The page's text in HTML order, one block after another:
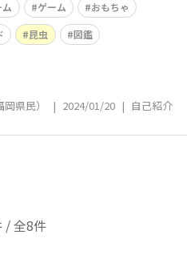
なんですが。 「売れ
ゲーム
おもちゃ
昆虫
図鑑
県民） | 2024/01/20 | 自己紹介
/ 全8件